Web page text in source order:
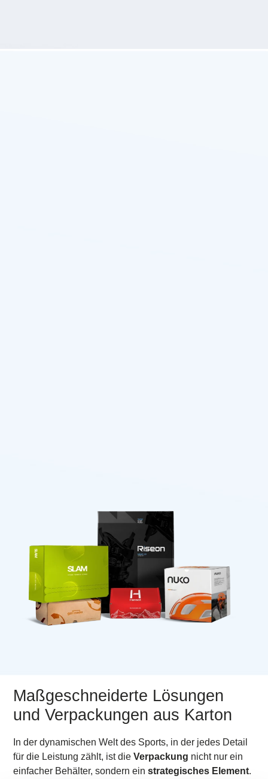
Maßgeschneiderte Lösungen
und Verpackungen aus Karton
In der dynamischen Welt des Sports, in der jedes Detail
für die Leistung zählt, ist dieVerpackung nicht nur ein
einfacher Behälter, sondern einstrategisches Element.